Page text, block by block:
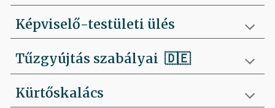
Képviselő-testületi ülés
Tűzgyújtás szabályai🇩🇪
Kürtőskalács